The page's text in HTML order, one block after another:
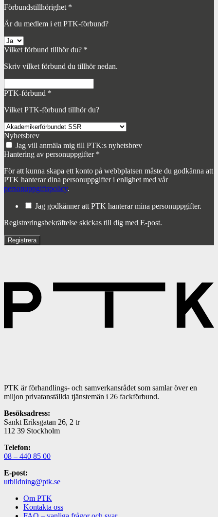
Förbundstillhörighet *
Är du medlem i ett PTK-förbund?
Vilket förbund tillhör du? *
Skriv vilket förbund du tillhör nedan.
PTK-förbund *
Vilket PTK-förbund tillhör du?
Nyhetsbrev
Jag vill anmäla mig till PTK:s nyhetsbrev
Hantering av personuppgifter *
För att kunna skapa ett konto på webbplatsen måste du godkänna att
PTK hanterar dina personuppgifter i enlighet med vår
personuppgiftspolicy.
Jag godkänner att PTK hanterar mina personuppgifter.
Registreringsbekräftelse skickas till dig med E-post.
PTK är förhandlings- och samverkansrådet som samlar över en
miljon privatanställda tjänstemän i 26 fackförbund.
Besöksadress:
Sankt Eriksgatan 26, 2 tr
112 39 Stockholm
Telefon:
08 – 440 85 00
E-post:
utbildning@ptk.se
Om PTK
Kontakta oss